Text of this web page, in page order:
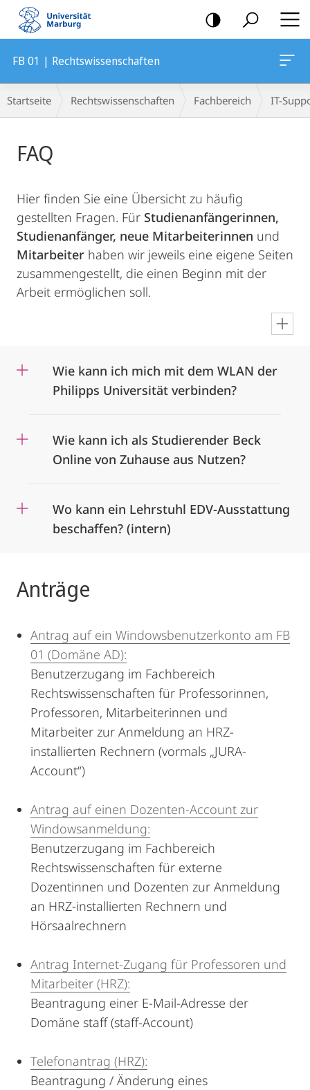
Mobile-
Navigation
FB 01 | Rechtswissenschaften
Breadcrumb-
Navigation
Startseite Rechtswissenschaften Fachbereich IT-
FAQ
Hier finden Sie eine Übersicht zu häufig
gestellten Fragen. Für Studienanfängerinnen,
Studienanfänger, neue Mitarbeiterinnen und
Mitarbeiter haben wir jeweils eine eigene Seiten
zusammengestellt, die einen Beginn mit der
Arbeit ermöglichen soll.
Wie kann ich mich mit dem WLAN der
Philipps Universität verbinden?
Wie kann ich als Studierender Beck
Online von Zuhause aus Nutzen?
Wo kann ein Lehrstuhl EDV-Ausstattung
beschaffen? (intern)
Anträge
Antrag auf ein Windowsbenutzerkonto am FB
01 (Domäne AD):
Benutzerzugang im Fachbereich
Rechtswissenschaften für Professorinnen,
Professoren, Mitarbeiterinnen und
Mitarbeiter zur Anmeldung an HRZ-
installierten Rechnern (vormals „JURA-
Account“)
Antrag auf einen Dozenten-Account zur
Windowsanmeldung:
Benutzerzugang im Fachbereich
Rechtswissenschaften für externe
Dozentinnen und Dozenten zur Anmeldung
an HRZ-installierten Rechnern und
Hörsaalrechnern
Antrag Internet-Zugang für Professoren und
Mitarbeiter (HRZ):
Beantragung einer E-Mail-Adresse der
Domäne staff (staff-Account)
Telefonantrag (HRZ):
Beantragung / Änderung eines